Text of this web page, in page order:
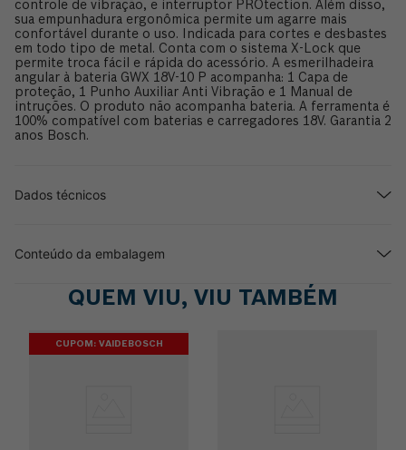
controle de vibração, e interruptor PROtection. Além disso,
sua empunhadura ergonômica permite um agarre mais
confortável durante o uso. Indicada para cortes e desbastes
em todo tipo de metal. Conta com o sistema X-Lock que
permite troca fácil e rápida do acessório. A esmerilhadeira
angular à bateria GWX 18V-10 P acompanha: 1 Capa de
proteção, 1 Punho Auxiliar Anti Vibração e 1 Manual de
intruções. O produto não acompanha bateria. A ferramenta é
100% compatível com baterias e carregadores 18V. Garantia 2
anos Bosch.
Dados técnicos
Conteúdo da embalagem
QUEM VIU, VIU TAMBÉM
CUPOM: VAIDEBOSCH